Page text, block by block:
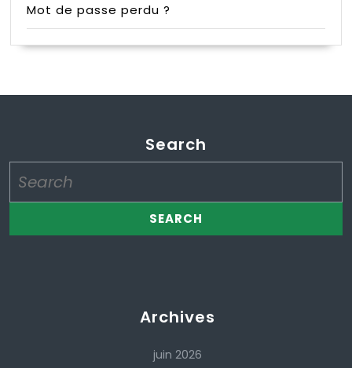
Mot de passe perdu ?
Search
for:
Archives
juin 2026